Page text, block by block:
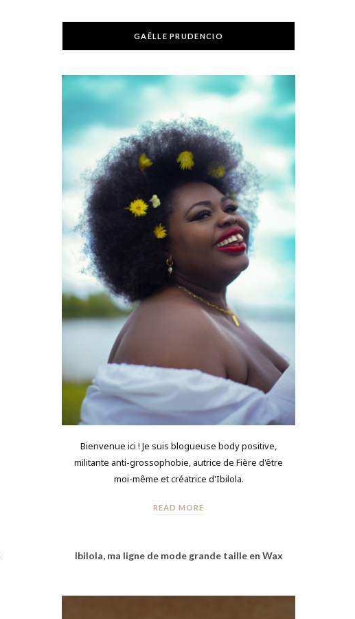
GAËLLE PRUDENCIO
Bienvenue ici ! Je suis blogueuse body positive,
militante anti-grossophobie, autrice de Fière d'être
moi-même et créatrice d'Ibilola.
READ MORE
Ibilola, ma ligne de mode grande taille en Wax